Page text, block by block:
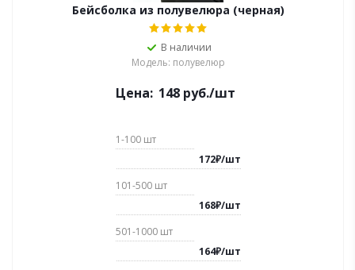
Бейсболка из полувелюра (черная)
В наличии
Модель: полувелюр
Цена: 148 руб./шт
1-100 шт
172₽/шт
101-500 шт
168₽/шт
501-1000 шт
164₽/шт